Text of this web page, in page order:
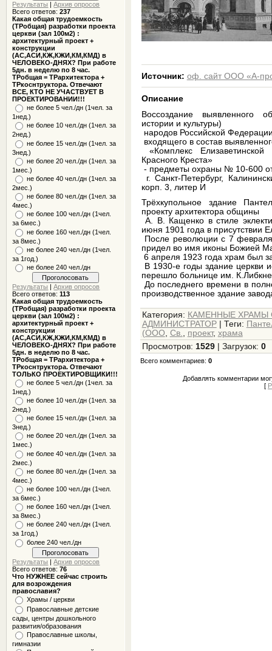
Результаты |Архив опросов
Всего ответов:237
Какая общая трудоемкость
(ТРобщая) разработки проекта
церкви (зал 100м2) :
архитектурный проект +
конструкции
(АС,АСИ,КЖ,КЖИ,КМ,КМД) в
ЧЕЛОВЕКО-ДНЯХ? При работе
5дн. в неделю по 8 час.
ТРобщая = ТРархитектора +
ТРкоснтруктора. Отвечают
ВСЕ, КТО НЕ УЧАСТВУЕТ В
ПРОЕКТИРОВАНИИ!!!
не более 5 чел./дн (1чел. за
1нед.)
не более 10 чел./дн (1чел. за
2нед.)
не более 15 чел./дн (1чел. за
3нед.)
не более 20 чел./дн (1чел. за
1мес.)
не более 40 чел./дн (1чел. за
2мес.)
не более 80 чел./дн (1чел. за
4мес.)
не более 100 чел./дн (1чел.
за 6мес.)
не более 160 чел./дн (1чел.
за 8мес.)
не более 240 чел./дн (1чел.
за 1год.)
не более 240 чел./дн
Результаты |Архив опросов
Всего ответов:113
Какая общая трудоемкость
(ТРобщая) разработки проекта
церкви (зал 100м2) :
архитектурный проект +
конструкции
(АС,АСИ,КЖ,КЖИ,КМ,КМД) в
ЧЕЛОВЕКО-ДНЯХ? При работе
5дн. в неделю по 8 час.
ТРобщая = ТРархитектора +
ТРкоснтруктора. Отвечают
ТОЛЬКО ПРОЕКТИРОВЩИКИ!!!
не более 5 чел./дн (1чел. за
1нед.)
не более 10 чел./дн (1чел. за
2нед.)
не более 15 чел./дн (1чел. за
3нед.)
не более 20 чел./дн (1чел. за
1мес.)
не более 40 чел./дн (1чел. за
2мес.)
не более 80 чел./дн (1чел. за
4мес.)
не более 100 чел./дн (1чел.
за 6мес.)
не более 160 чел./дн (1чел.
за 8мес.)
не более 240 чел./дн (1чел.
за 1год.)
более 240 чел./дн
Результаты |Архив опросов
Всего ответов:76
Что НУЖНЕЕ сейчас строить
для возрождения
православия?
Храмы / церкви
Православные детские
сады, центры дошкольного
развития/образования
Православные школы,
гимназии
Источник: оф. сайт ООО «А-
Описание
Воссоздание выявленного
истории и культуры)
народов Российской
входящего в состав
«Комплекс
Красного Креста»
- предметы охраны № 10-600
г. Санкт-Петербург,
корп. 3, литер И
Трёхкупольное здание
проекту архитектора общины
А. В. Кащенко в стиле
июня 1901 года в присутствии
После революции с 7
придел во имя иконы Божией
6 апреля 1923 года храм был
В 1930-е годы здание церкви
перешло больнице им.
До последнего времени в
производственное здание
Категория: КАМЕННЫЕ ХРАМЫ
АДМИНИСТРАТОР| Теги:
(ООО, Св., проект, храма
Просмотров: 1529| Загрузок: 0
Всего комментариев: 0
Добавлять комментарии
[